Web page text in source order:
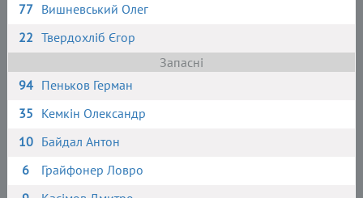
77 Вишневський Олег
22 Твердохліб Єгор
Запасні
94 Пеньков Герман
35 Кемкін Олександр
10 Байдал Антон
6
Грайфонер Ловро